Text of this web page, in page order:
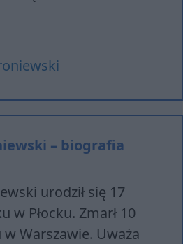
– biografia
urodził się 17
w Płocku. Zmarł 10
Warszawie. Uważa